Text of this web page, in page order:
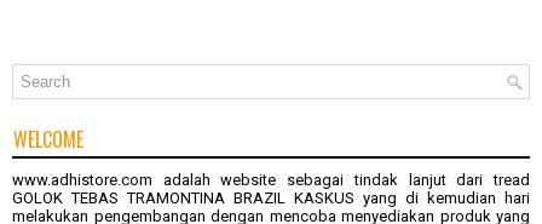
WELCOME
www.adhistore.com adalah website sebagai tindak lanjut dari tread
GOLOK TEBAS TRAMONTINA BRAZIL KASKUS yang di kemudian hari
melakukan pengembangan dengan mencoba menyediakan produk yang